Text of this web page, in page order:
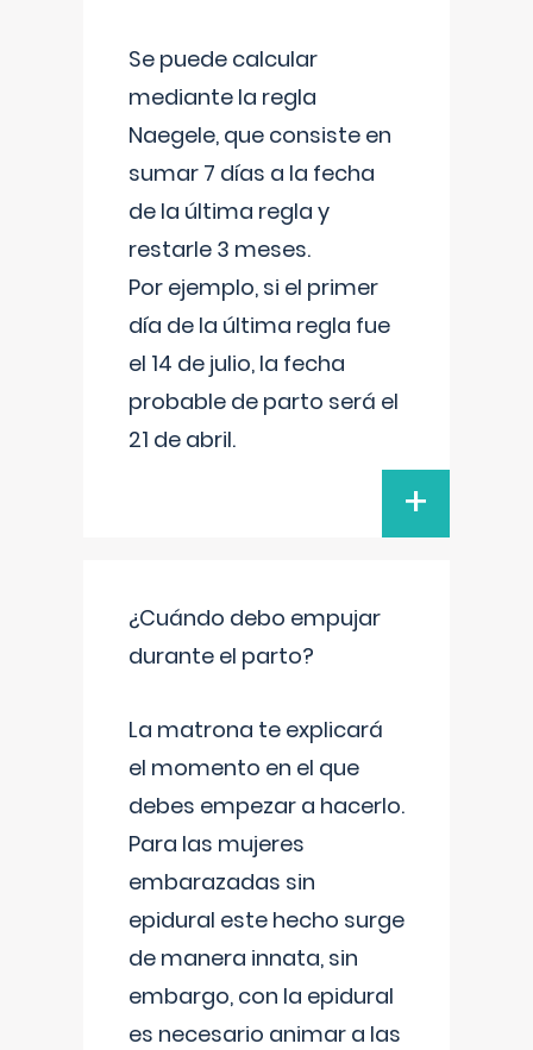
Se puede calcular
mediante la regla
Naegele, que consiste en
sumar 7 días a la fecha
de la última regla y
restarle 3 meses.
Por ejemplo, si el primer
día de la última regla fue
el 14 de julio, la fecha
probable de parto será el
21 de abril.
+
¿Cuándo debo empujar
durante el parto?
La matrona te explicará
el momento en el que
debes empezar a hacerlo.
Para las mujeres
embarazadas sin
epidural este hecho surge
de manera innata, sin
embargo, con la epidural
es necesario animar a las